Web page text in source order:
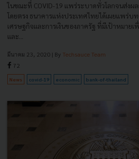
ในขณะที่ COVID-19 แพร่ระบาดทั่วโลกจนส่งผ
โดยตรง ธนาคารแห่งประเทศไทยได้เผยแพร่บ
เศรษฐกิจและการเงินของภาครัฐ ที่มีเป้าหมาย
และ...
มีนาคม 23, 2020 | By Techsauce Team
72
News covid-19 economic bank-of-thailand